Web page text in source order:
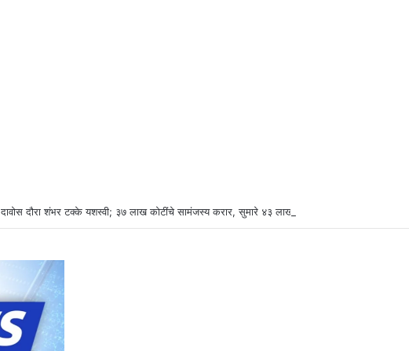
दावोस दौरा शंभर टक्के यशस्वी; ३७ लाख कोटींचे सामंजस्य करार, सुमारे ४३ लाख रोजगारनिर्मिती – उद्योगमंत्री